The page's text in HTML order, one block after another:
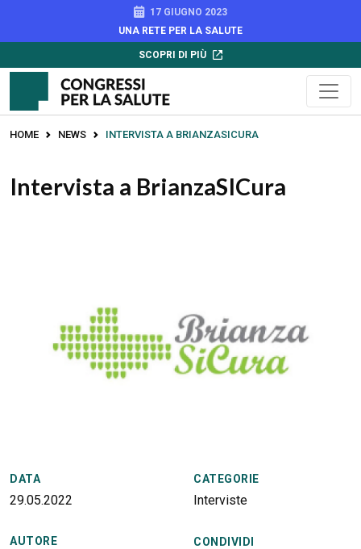
17 GIUGNO 2023
UNA RETE PER LA SALUTE
SCOPRI DI PIÙ
HOME NEWS INTERVISTA A BRIANZASICURA
Intervista a BrianzaSICura
DATA
29.05.2022
CATEGORIE
Interviste
AUTORE CONDIVIDI